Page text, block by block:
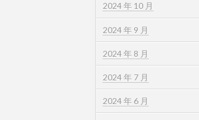
2024 年 10 月
2024 年 9 月
2024 年 8 月
2024 年 7 月
2024 年 6 月